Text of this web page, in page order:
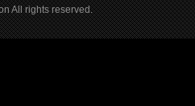
All rights reserved.